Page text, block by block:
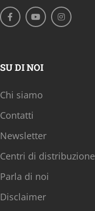
SU DI NOI
Chi siamo
Contatti
Newsletter
Centri di distribuzione
Parla di noi
Disclaimer